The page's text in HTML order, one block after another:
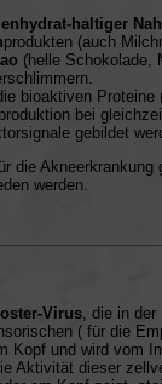
haltiger
produkten (auch
(helle Schokolade,
bioaktiven
bei
gebildet
die
werden.
Virus, die in der
( für die
Kopf und wird vom
Aktivität dieser